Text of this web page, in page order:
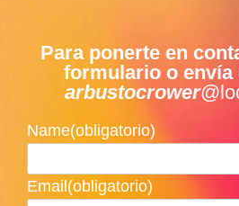
Para ponerte en
formulario o envía
arbustocrower
Name(obligatorio)
Email(obligatorio)